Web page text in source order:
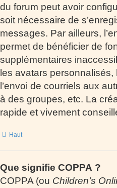
du forum peut avoir
soit nécessaire de
messages. Par ailleurs,
permet de bénéficier de
supplémentaires
les avatars
l’envoi de courriels aux
à des groupes, etc. La
rapide et vivement
Haut
Que signifie COPPA ?
COPPA (ou Children’s